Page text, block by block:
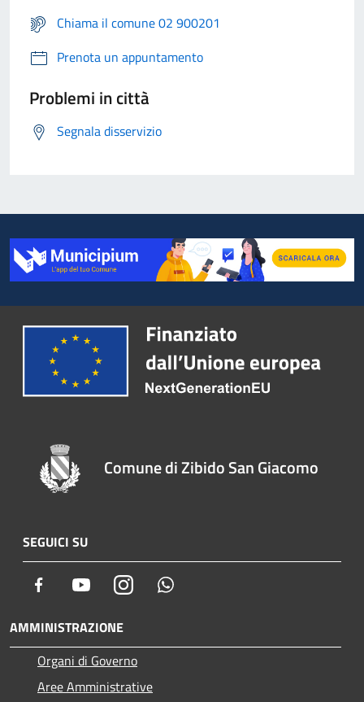
Chiama il comune 02 900201
Prenota un appuntamento
Problemi in città
Segnala disservizio
Comune di Zibido San Giacomo
SEGUICI SU
Facebook YoutubeInstagram
AMMINISTRAZIONE
Organi di Governo
Aree Amministrative